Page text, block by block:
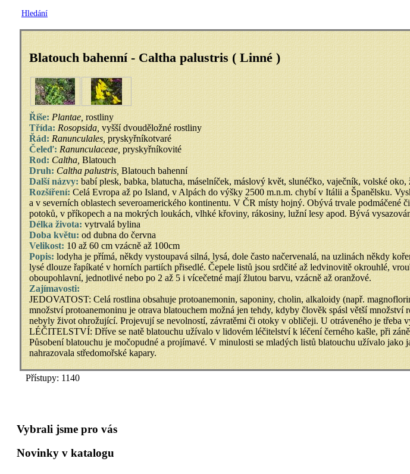
Hledání
Blatouch bahenní - Caltha palustris ( Linné )
Říše: Plantae, rostliny
Třída:Rosopsida, vyšší dvouděložné rostliny
Řád: Ranunculales, pryskyřníkotvaré
Čeleď:Ranunculaceae, pryskyřníkovité
Rod: Caltha, Blatouch
Druh:Caltha palustris, Blatouch bahenní
Další názvy:babí plesk, babka, blatucha, máselníček, máslový květ, slunéčko, vaječník, volské
Rozšíření:Celá Evropa až po Island, v Alpách do výšky 2500 m.n.m. chybí v Itálii a Španělsku.
a v severních oblastech severoamerického kontinentu. V ČR místy hojný. Obývá trvale podmáčené
potoků, v příkopech a na mokrých loukách, vlhké křoviny, rákosiny, lužní lesy apod. Bývá
Délka života:vytrvalá bylina
Doba květu:od dubna do června
Velikost: 10 až 60 cm vzácně až 100cm
Popis:lodyha je přímá, někdy vystoupavá silná, lysá, dole často načervenalá, na uzlinách někdy
lysé dlouze řapíkaté v horních partiích přisedlé. Čepele listů jsou srdčité až ledvinovitě okrouhlé,
oboupohlavní, jednotlivé nebo po 2 až 5 i vícečetné mají žlutou barvu, vzácně až oranžové.
Zajímavosti:
JEDOVATOST: Celá rostlina obsahuje protoanemonin, saponiny, cholin, alkaloidy (např.
množství protoanemoninu je otrava blatouchem možná jen tehdy, kdyby člověk spásl větší
nebyly život ohrožující. Projevují se nevolností, závratěmi či otoky v obličeji. U otráveného je třeba
LÉČITELSTVÍ: Dříve se natě blatouchu užívalo v lidovém léčitelství k léčení černého kašle, při
Působení blatouchu je močopudné a projímavé. V minulosti se mladých listů blatouchu užívalo
nahrazovala středomořské kapary.
Přístupy: 1140
Vybrali jsme pro vás
Novinky v katalogu